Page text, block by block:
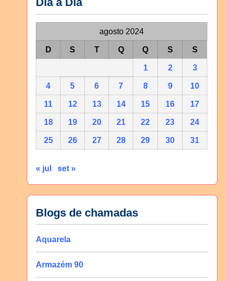
agosto 2024
D S T Q Q S S
1 2 3
4 5 6 7 8 9 10
11 12 13 14 15 16 17
18 19 20 21 22 23 24
25 26 27 28 29 30 31
« jul set »
Blogs de chamadas
Aquarela
Armazém 90